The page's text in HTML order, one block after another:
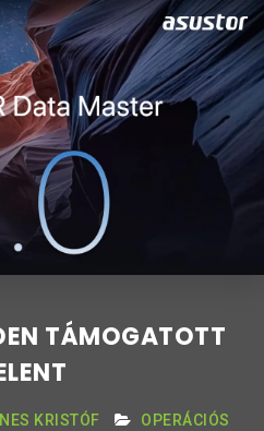
TÁMOGATOTT
KRISTÓF
OPERÁCIÓS